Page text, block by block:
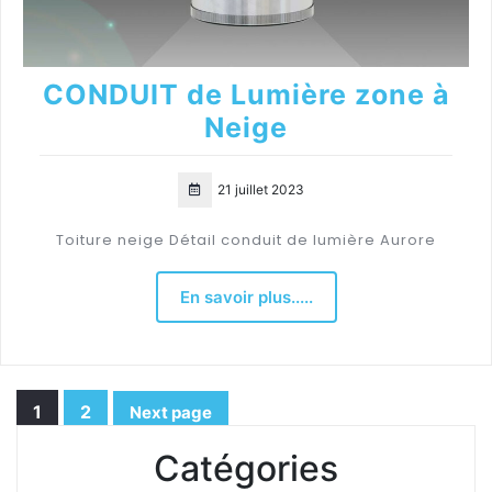
CONDUIT de Lumière zone à
Neige
21 juillet 2023
Toiture neige Détail conduit de lumière Aurore
En savoir plus.....
Pagination
Page
1 Page
2 Next page
Catégories